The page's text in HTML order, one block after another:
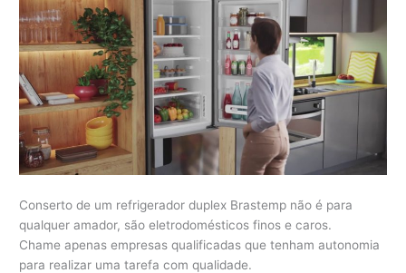
Conserto de um refrigerador duplex Brastemp não é para
qualquer amador, são eletrodomésticos finos e caros.
Chame apenas empresas qualificadas que tenham autonomia
para realizar uma tarefa com qualidade.